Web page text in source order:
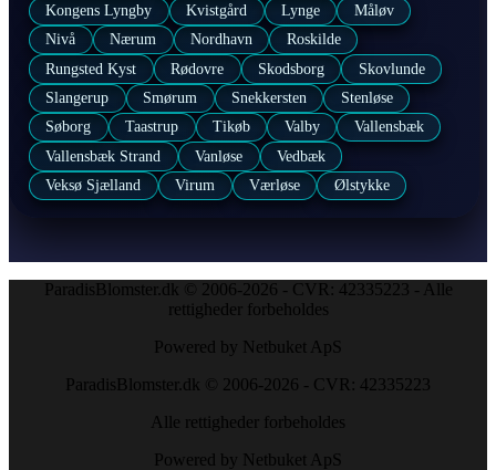
Kongens Lyngby
Kvistgård Lynge
Måløv
Nivå
Nærum Nordhavn
Roskilde
Rungsted Kyst
Rødovre Skodsborg
Skovlunde
Slangerup
Smørum Snekkersten
Stenløse
Søborg
Taastrup Tikøb Valby
Vallensbæk
Vallensbæk Strand
Vanløse
Vedbæk
Veksø Sjælland
Virum Værløse Ølstykke
ParadisBlomster.dk © 2006-2026 - CVR: 42335223 - Alle
rettigheder forbeholdes
Powered by Netbuket ApS
ParadisBlomster.dk © 2006-2026 - CVR: 42335223
Alle rettigheder forbeholdes
Powered by Netbuket ApS